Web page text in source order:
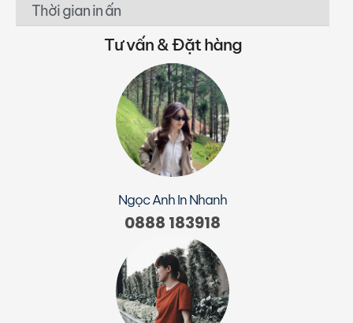
Thời gian in ấn
Tư vấn & Đặt hàng
Ngọc Anh In Nhanh
0888 183918